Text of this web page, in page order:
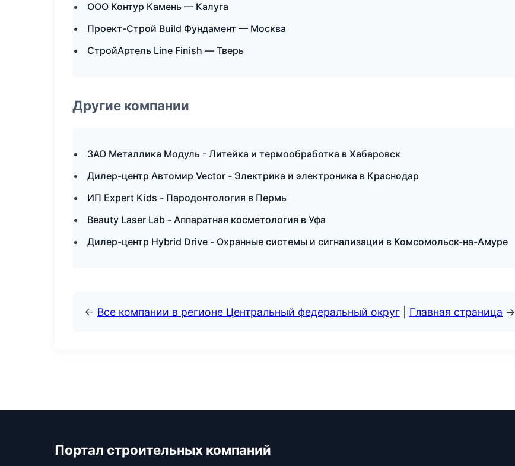
ООО Контур Камень — Калуга
Проект-Строй Build Фундамент — Москва
СтройАртель Line Finish — Тверь
Другие компании
ЗАО Металлика Модуль - Литейка и термообработка в Хабаровск
Дилер-центр Автомир Vector - Электрика и электроника в Краснодар
ИП Expert Kids - Пародонтология в Пермь
Beauty Laser Lab - Аппаратная косметология в Уфа
Дилер-центр Hybrid Drive - Охранные системы и сигнализации в Комсомольск-на-Амуре
← Все компании в регионе Центральный федеральный округ Главная страница →
Портал строительных компаний